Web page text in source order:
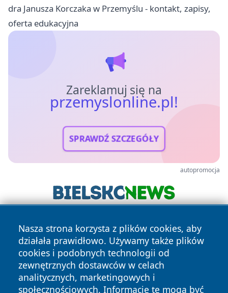
dra Janusza Korczaka w Przemyślu - kontakt, zapisy,
oferta edukacyjna
Zareklamuj się na
przemyslonline.pl!
SPRAWDŹ SZCZEGÓŁY
autopromocja
Nasza strona korzysta z plików cookies, aby
działała prawidłowo. Używamy także plików
cookies i podobnych technologii od
zewnętrznych dostawców w celach
analitycznych, marketingowych i
społecznościowych. Informacje te mogą być
Copyright © 2026 przemyslonline.pl Wszystkie prawa